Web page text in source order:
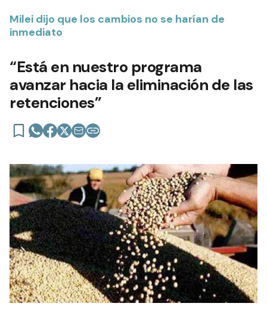
Milei dijo que los cambios no se harían de
inmediato
“Está en nuestro programa
avanzar hacia la eliminación de las
retenciones”